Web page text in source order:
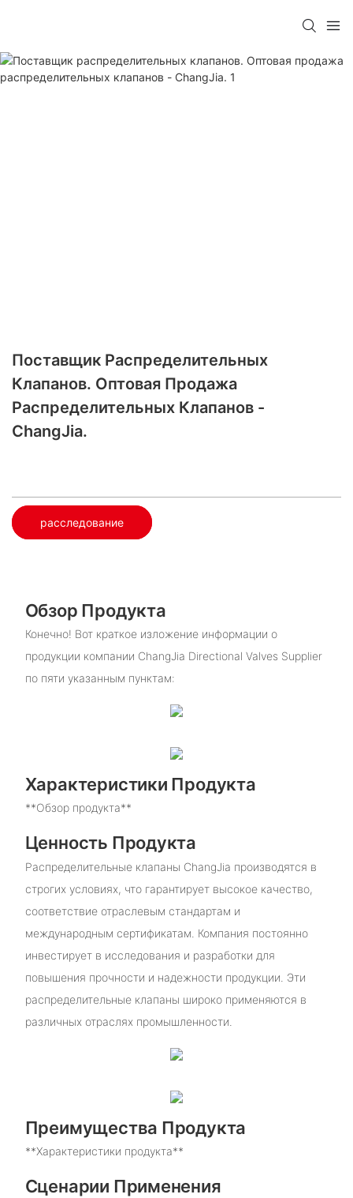
Поставщик Распределительных
Клапанов. Оптовая Продажа
Распределительных Клапанов -
ChangJia.
расследование
Обзор Продукта
Конечно! Вот краткое изложение информации о
продукции компании ChangJia Directional Valves Supplier
по пяти указанным пунктам:
Характеристики Продукта
**Обзор продукта**
Ценность Продукта
Распределительные клапаны ChangJia производятся в
строгих условиях, что гарантирует высокое качество,
соответствие отраслевым стандартам и
международным сертификатам. Компания постоянно
инвестирует в исследования и разработки для
повышения прочности и надежности продукции. Эти
распределительные клапаны широко применяются в
различных отраслях промышленности.
Преимущества Продукта
**Характеристики продукта**
Сценарии Применения